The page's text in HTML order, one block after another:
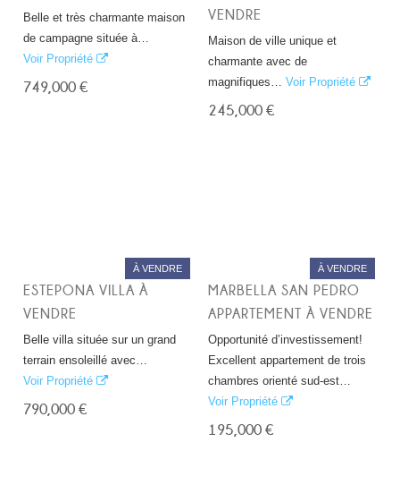
Belle et très charmante maison
de campagne située à…
Voir Propriété
749,000 €
VENDRE
Maison de ville unique et
charmante avec de
magnifiques… Voir Propriété
245,000 €
À VENDRE
ESTEPONA VILLA À
VENDRE
Belle villa située sur un grand
terrain ensoleillé avec…
Voir Propriété
790,000 €
À VENDRE
MARBELLA SAN PEDRO
APPARTEMENT À VENDRE
Opportunité d’investissement!
Excellent appartement de trois
chambres orienté sud-est…
Voir Propriété
195,000 €